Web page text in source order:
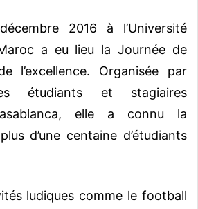
2016 à l’Université
a eu lieu la Journée de
l’excellence. Organisée par
étudiants et stagiaires
elle a connu la
d’une centaine d’étudiants
ludiques comme le football